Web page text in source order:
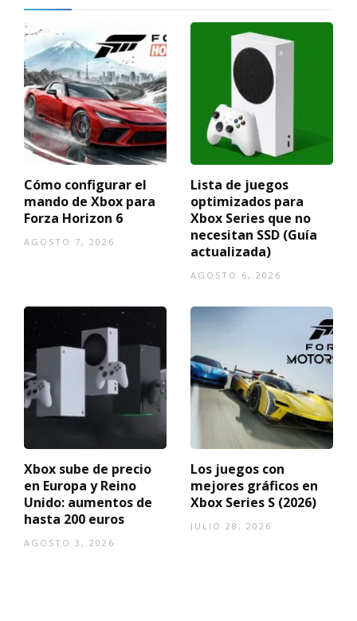
Cómo configurar el
mando de Xbox para
Forza Horizon 6
AGOSTO 7, 2026
Lista de juegos
optimizados para
Xbox Series que no
necesitan SSD (Guía
actualizada)
AGOSTO 6, 2026
Xbox sube de precio
en Europa y Reino
Unido: aumentos de
hasta 200 euros
AGOSTO 3, 2026
Los juegos con
mejores gráficos en
Xbox Series S (2026)
JULIO 28, 2026